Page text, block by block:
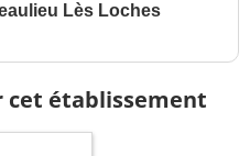
Lès Loches
cet établissement